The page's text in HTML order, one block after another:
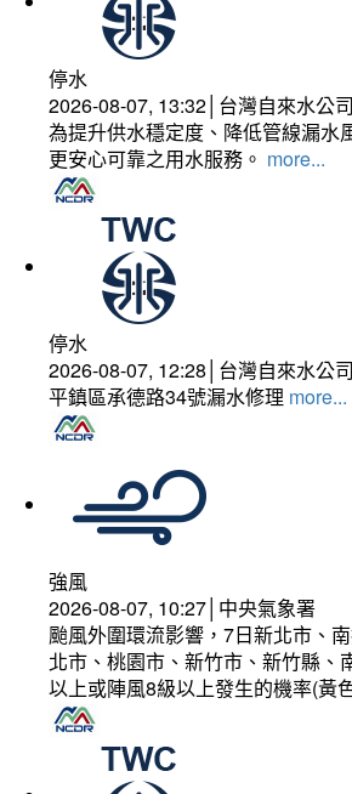
停水
2026-08-07, 13:32│台灣自來水公司
為提升供水穩定度、降低管線漏水
更安心可靠之用水服務。 more...
停水
2026-08-07, 12:28│台灣自來水公司
平鎮區承德路34號漏水修理 more...
強風
2026-08-07, 10:27│中央氣象署
颱風外圍環流影響，7日新北市、
北市、桃園市、新竹市、新竹縣
以上或陣風8級以上發生的機率(黃